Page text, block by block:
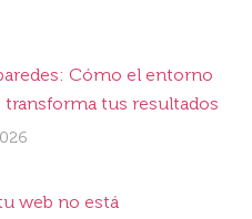
Cómo el entorno
transforma tus resultados
web no está